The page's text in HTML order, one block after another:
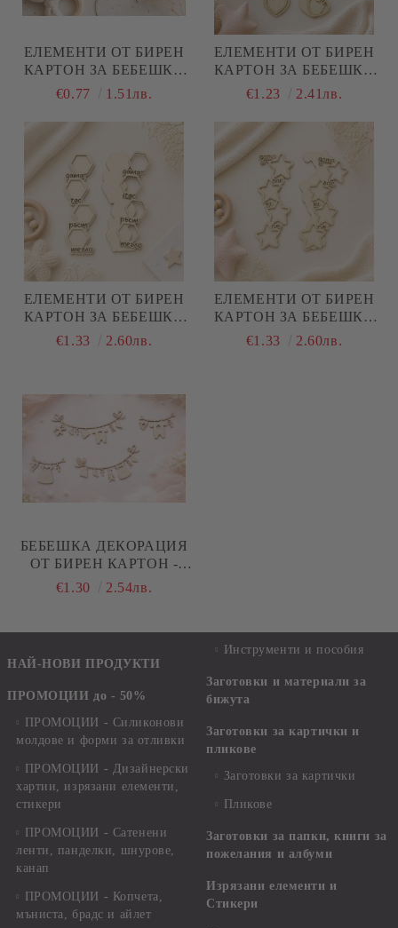
ЕЛЕМЕНТИ ОТ БИРЕН
КАРТОН ЗА БЕБЕШКА
ВИЗИТКА БАЛОНЧЕТА
КИЛОГРАМИ,
САНТИМЕТРИ
€0.77 1.51лв.
ЕЛЕМЕНТИ ОТ БИРЕН
КАРТОН ЗА БЕБЕШКА
ВИЗИТКА СЪРЦА -
КИЛОГРАМИ,
САНТИМЕТРИ - 2
КОМПЛЕКТА
€1.23 2.41лв.
ЕЛЕМЕНТИ ОТ БИРЕН
КАРТОН ЗА БЕБЕШКА
ВИЗИТКА ХЕКСАГОН -
€1.33 2.60лв.
ЕЛЕМЕНТИ ОТ БИРЕН
КАРТОН ЗА БЕБЕШКА
ВИЗИТКА ЗВЕЗДИЧКИ -
€1.33 2.60лв.
БЕБЕШКА ДЕКОРАЦИЯ
ОТ БИРЕН КАРТОН -
ДРЕШКИ НА ПРОСТОР -
€1.30 2.54лв.
НАЙ-НОВИ ПРОДУКТИ
ПРОМОЦИИ до - 50%
ПРОМОЦИИ - Силиконови
молдове и форми за отливки
ПРОМОЦИИ - Дизайнерски
хартии, изрязани елементи,
стикери
ПРОМОЦИИ - Сатенени
ленти, панделки, шнурове,
канап
ПРОМОЦИИ - Копчета,
мъниста, брадс и айлет
Инструменти и пособия
Заготовки и материали за
бижута
Заготовки за картички и
пликове
Заготовки за картички
Пликове
Заготовки за папки, книги за
пожелания и албуми
Изрязани елементи и
Стикери